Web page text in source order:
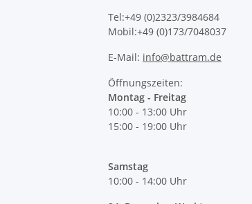
Tel:+49 (0)2323/3984684
Mobil:+49 (0)173/7048037
E-Mail: info@battram.de
Öffnungszeiten:
Montag - Freitag
10:00 - 13:00 Uhr
15:00 - 19:00 Uhr
Samstag
10:00 - 14:00 Uhr